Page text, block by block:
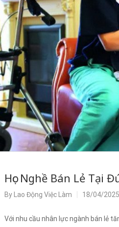
Học Nghề Bán Lẻ Tại
By Lao Động Việc Làm 18/04/2025
Với nhu cầu nhân lực ngành bán lẻ